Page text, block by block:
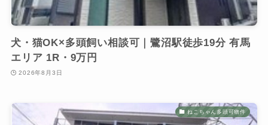
犬・猫OK×多頭飼い相談可｜鷺沼駅徒歩19分 有馬
エリア 1R・9万円
2026年8月3日
ねこちゃん多頭可物件